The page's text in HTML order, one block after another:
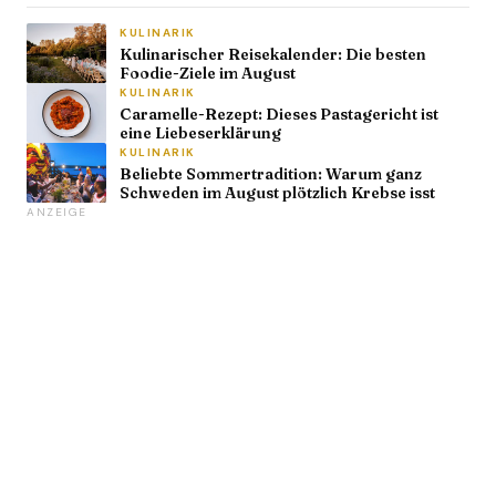
KULINARIK
Kulinarischer Reisekalender: Die besten
Foodie-Ziele im August
KULINARIK
Caramelle-Rezept: Dieses Pastagericht ist
eine Liebeserklärung
KULINARIK
Beliebte Sommertradition: Warum ganz
Schweden im August plötzlich Krebse isst
ANZEIGE